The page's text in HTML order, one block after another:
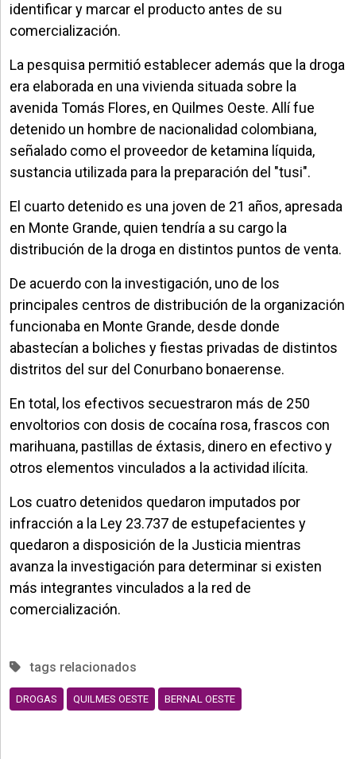
identificar y marcar el producto antes de su
comercialización.
La pesquisa permitió establecer además que la droga
era elaborada en una vivienda situada sobre la
avenida Tomás Flores, en Quilmes Oeste. Allí fue
detenido un hombre de nacionalidad colombiana,
señalado como el proveedor de ketamina líquida,
sustancia utilizada para la preparación del "tusi".
El cuarto detenido es una joven de 21 años, apresada
en Monte Grande, quien tendría a su cargo la
distribución de la droga en distintos puntos de venta.
De acuerdo con la investigación, uno de los
principales centros de distribución de la organización
funcionaba en Monte Grande, desde donde
abastecían a boliches y fiestas privadas de distintos
distritos del sur del Conurbano bonaerense.
En total, los efectivos secuestraron más de 250
envoltorios con dosis de cocaína rosa, frascos con
marihuana, pastillas de éxtasis, dinero en efectivo y
otros elementos vinculados a la actividad ilícita.
Los cuatro detenidos quedaron imputados por
infracción a la Ley 23.737 de estupefacientes y
quedaron a disposición de la Justicia mientras
avanza la investigación para determinar si existen
más integrantes vinculados a la red de
comercialización.
tags relacionados
DROGAS QUILMES OESTE BERNAL OESTE